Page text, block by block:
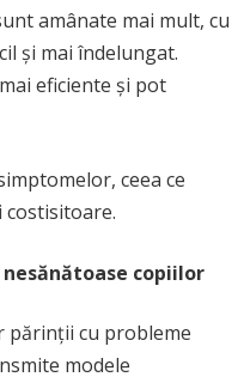
amânate mai mult, cu
și mai îndelungat.
eficiente și pot
ceea ce
costisitoare.
copiilor
părinții cu probleme
modele